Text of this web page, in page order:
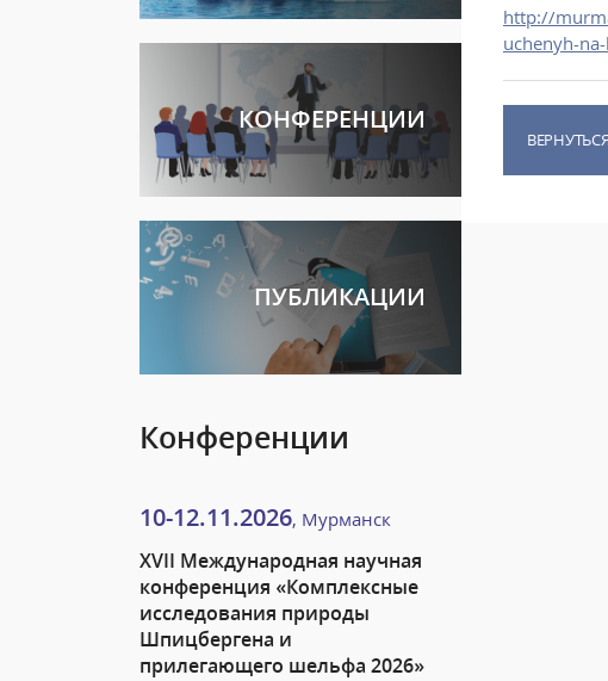
КОНФЕРЕНЦИИ
ПУБЛИКАЦИИ
Конференции
10-12.11.2026, Мурманск
XVII Международная научная
конференция «Комплексные
исследования природы
Шпицбергена и
прилегающего шельфа 2026»
http://
uchenyh-